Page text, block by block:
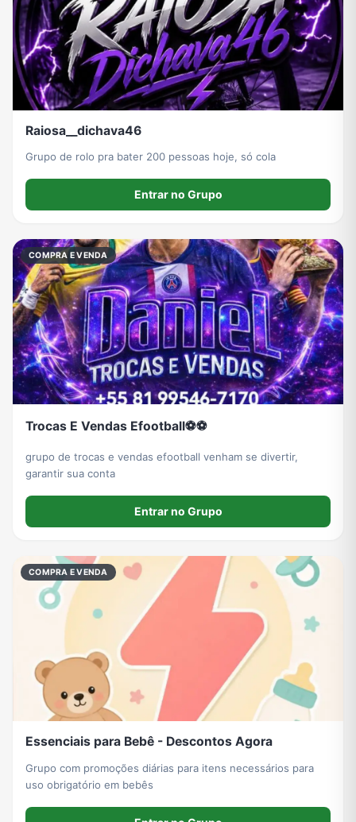
Raiosa__dichava46
Grupo de rolo pra bater 200 pessoas hoje, só cola
Entrar no Grupo
COMPRA E VENDA
Trocas E Vendas Efootball⚽⚽
grupo de trocas e vendas efootball venham se divertir,
garantir sua conta
Entrar no Grupo
COMPRA E VENDA
Essenciais para Bebê - Descontos Agora
Grupo com promoções diárias para itens necessários para
uso obrigatório em bebês